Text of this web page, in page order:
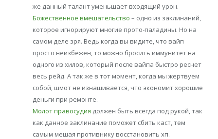
же данный талант уменьшает входящий урон.
Божественное вмешательство – одно из заклинаний,
которое игнорируют многие прото-паладины. Но на
самом деле зря. Ведь когда вы видите, что вайп
просто неизбежен, то можно бросить иммунитет на
одного из хилов, который после вайпа быстро реснет
весь рейд. А так же в тот момент, когда мы жертвуем
собой, шмот не изнашивается, что экономит хорошие
деньги при ремонте.
Молот правосудия должен быть всегда под рукой, так
как данное заклинание поможет сбить каст, тем
самым мешая противнику восстановить хп.